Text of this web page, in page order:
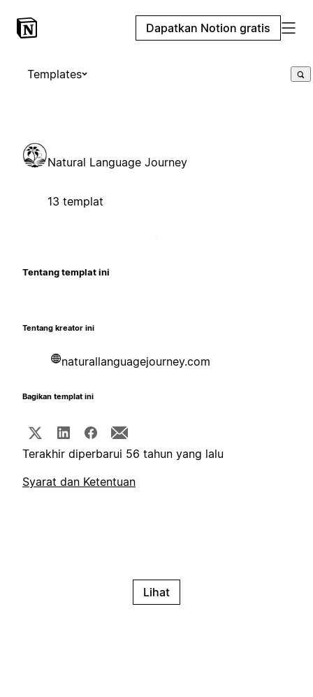
Dapatkan Notion gratis
Templates
Natural Language Journey
13 templat
Tentang templat ini
Tentang kreator ini
naturallanguagejourney.com
Bagikan templat ini
Terakhir diperbarui 56 tahun yang lalu
Syarat dan Ketentuan
Lihat